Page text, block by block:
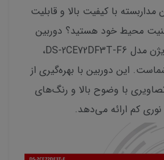
مداربسته با کیفیت بالا و قابلیت
محیط خود هستید؟ دوربین
مداربسته دام هایک ویژن مدل DS-2CE72DF3T-F6،
این دوربین با بهره‌گیری از
با وضوح بالا و رنگ‌های
کم ارائه می‌دهد.